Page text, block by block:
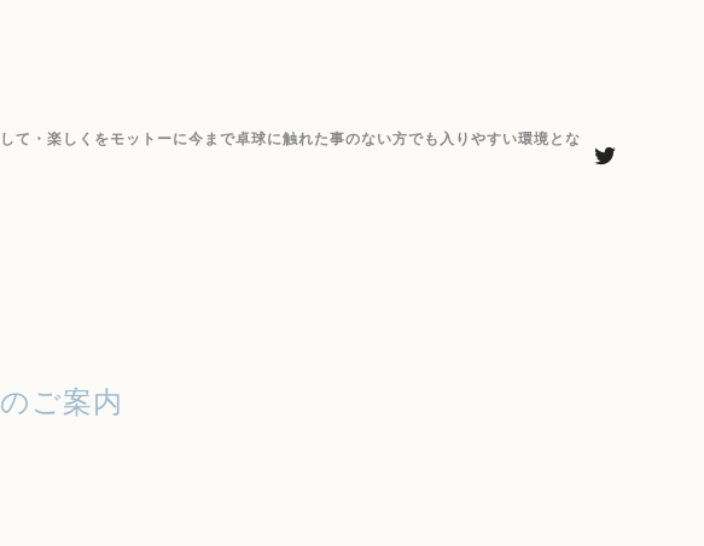
・楽しくをモットーに今まで卓球に触れた事のない方でも入りやすい環境とな
ご案内